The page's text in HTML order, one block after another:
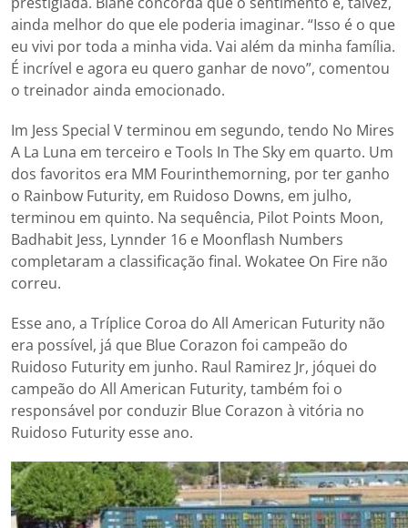
ainda melhor do que ele poderia imaginar. “Isso é o que
eu vivi por toda a minha vida. Vai além da minha família.
É incrível e agora eu quero ganhar de novo”, comentou
o treinador ainda emocionado.
Im Jess Special V terminou em segundo, tendo No Mires
A La Luna em terceiro e Tools In The Sky em quarto. Um
dos favoritos era MM Fourinthemorning, por ter ganho
o Rainbow Futurity, em Ruidoso Downs, em julho,
terminou em quinto. Na sequência, Pilot Points Moon,
Badhabit Jess, Lynnder 16 e Moonflash Numbers
completaram a classificação final. Wokatee On Fire não
correu.
Esse ano, a Tríplice Coroa do All American Futurity não
era possível, já que Blue Corazon foi campeão do
Ruidoso Futurity em junho. Raul Ramirez Jr, jóquei do
campeão do All American Futurity, também foi o
responsável por conduzir Blue Corazon à vitória no
Ruidoso Futurity esse ano.